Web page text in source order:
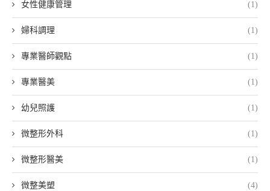
女性健康管理 (1)
婦科調理 (1)
專業醫師觀點 (1)
專業醫美 (1)
幼兒照護 (1)
微整形外科 (1)
微整形醫美 (1)
微整美塑 (4)